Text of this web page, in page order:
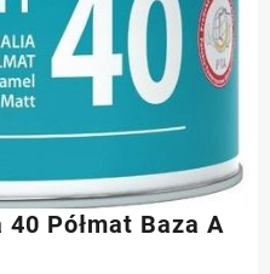
Półmat Baza A